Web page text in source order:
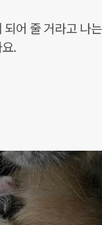
어 줄 거라고 나
.